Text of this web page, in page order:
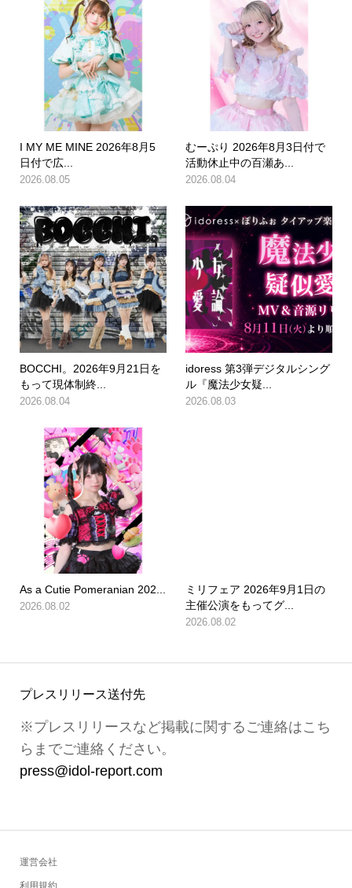
I MY ME MINE 2026年8月5
日付で広...
2026.08.05
むーぷり 2026年8月3日付で
活動休止中の百瀬あ...
2026.08.04
BOCCHI。2026年9月21日を
もって現体制終...
2026.08.04
idoress 第3弾デジタルシング
ル『魔法少女疑...
2026.08.03
As a Cutie Pomeranian 202...
2026.08.02
ミリフェア 2026年9月1日の
主催公演をもってグ...
2026.08.02
プレスリリース送付先
※プレスリリースなど掲載に関するご連絡はこち
らまでご連絡ください。
press@idol-report.com
運営会社